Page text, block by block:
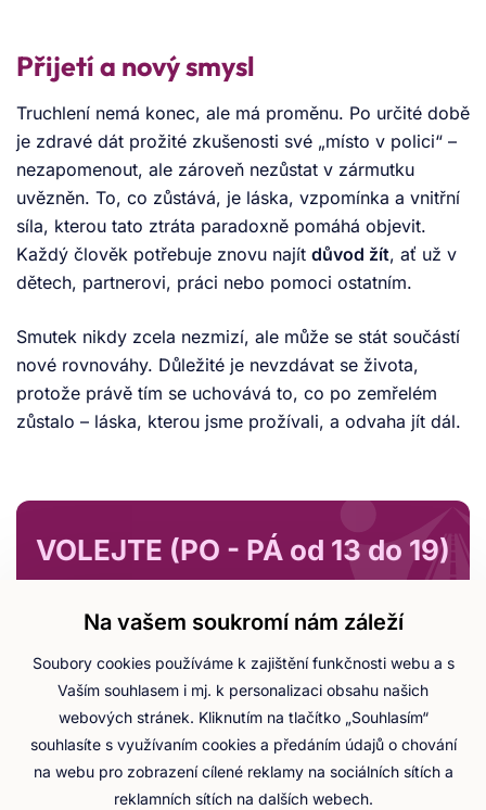
Přijetí a nový smysl
Truchlení nemá konec, ale má proměnu. Po určité době
je zdravé dát prožité zkušenosti své „místo v polici“ –
nezapomenout, ale zároveň nezůstat v zármutku
uvězněn. To, co zůstává, je láska, vzpomínka a vnitřní
síla, kterou tato ztráta paradoxně pomáhá objevit.
Každý člověk potřebuje znovu najít důvod žít, ať už v
dětech, partnerovi, práci nebo pomoci ostatním.
Smutek nikdy zcela nezmizí, ale může se stát součástí
nové rovnováhy. Důležité je nevzdávat se života,
protože právě tím se uchovává to, co po zemřelém
zůstalo – láska, kterou jsme prožívali, a odvaha jít dál.
VOLEJTE (PO - PÁ od 13 do 19)
Mgr. Veronika Vošická Buráňová
V současné době jako výzkumný projekt neumíme přijímat
dary. Jak nás podpořit?
Na vašem soukromí nám záleží
Soubory cookies používáme k zajištění funkčnosti webu a s
Vaším souhlasem i mj. k personalizaci obsahu našich
webových stránek. Kliknutím na tlačítko „Souhlasím“
souhlasíte s využívaním cookies a předáním údajů o chování
na webu pro zobrazení cílené reklamy na sociálních sítích a
reklamních sítích na dalších webech.